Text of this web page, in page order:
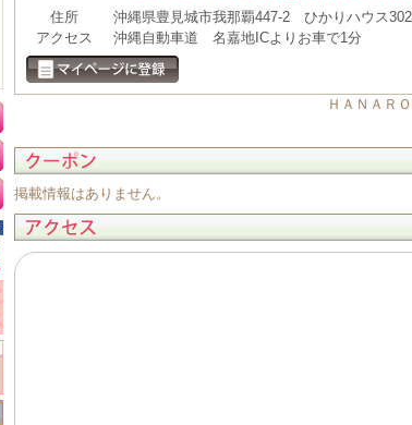
住所
沖縄県豊見城市我那覇447-2 ひかりハウス302
アクセス
沖縄自動車道 名嘉地ICよりお車で1分
ＨＡＮＡＲ
掲載情報はありません。